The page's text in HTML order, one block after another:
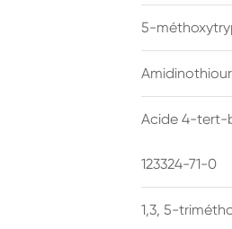
5-
Acide 4-tert-
123324-71-0
1,3, 5-